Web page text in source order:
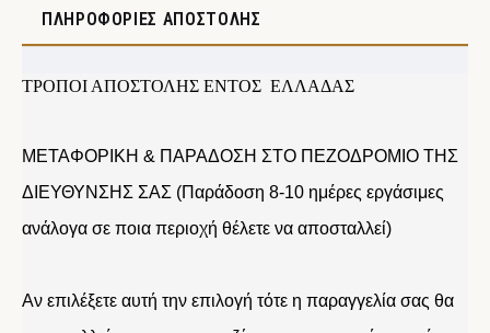
ΠΛΗΡΟΦΟΡΊΕΣ ΑΠΟΣΤΟΛΉΣ
ΤΡΟΠΟΙ ΑΠΟΣΤΟΛΗΣ ΕΝΤΟΣ ΕΛΛΑΔΑΣ
ΜΕΤΑΦΟΡΙΚΗ & ΠΑΡΑΔΟΣΗ ΣΤΟ ΠΕΖΟΔΡΟΜΙΟ ΤΗΣ
ΔΙΕΥΘΥΝΣΗΣ ΣΑΣ (Παράδοση 8-10 ημέρες εργάσιμες
ανάλογα σε ποια περιοχή θέλετε να αποσταλλεί)
Αν επιλέξετε αυτή την επιλογή τότε η παραγγελία σας θα